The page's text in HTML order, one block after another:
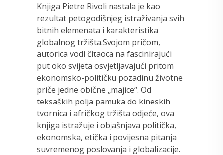
Knjiga Pietre Rivoli nastala je kao
rezultat petogodišnjeg istraživanja svih
bitnih elemenata i karakteristika
globalnog tržišta.Svojom pričom,
autorica vodi čitaoca na fascinirajući
put oko svijeta osvjetljavajući pritom
ekonomsko-političku pozadinu životne
priče jedne obične „majice“. Od
teksaških polja pamuka do kineskih
tvornica i afričkog tržišta odjeće, ova
knjiga istražuje i objašnjava politička,
ekonomska, etička i povijesna pitanja
suvremenog poslovanja i globalizacije.